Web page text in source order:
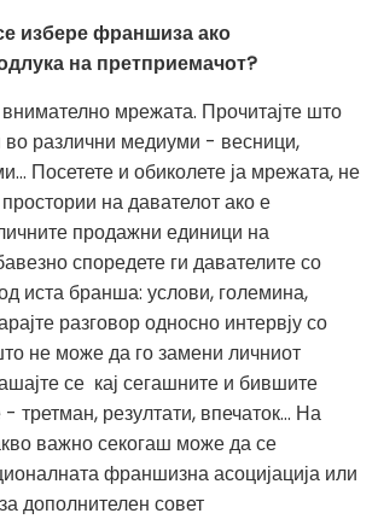
избере франшиза ако
на претприемачот?
внимателно мрежата. Прочитајте што
во различни медиуми - весници,
Посетете и обиколете ја мрежата, не
на давателот ако е
продажни единици на
споредете ги давателите со
иста бранша: услови, големина,
разговор односно интервју со
не може да го замени личниот
се кај сегашните и бившите
третман, резултати, впечаток… На
важно секогаш може да се
франшизна асоцијација или
дополнителен совет